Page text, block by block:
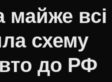
майже всі
схему
до РФ